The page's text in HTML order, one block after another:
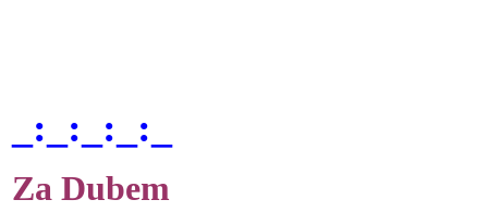
_:_:_:_:_
Za Dubem